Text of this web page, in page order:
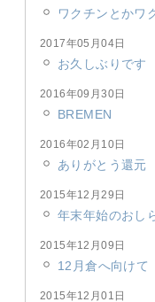
ワクチンとかワ
2017年05月04日
お久しぶりです
2016年09月30日
BREMEN
2016年02月10日
ありがとう還元
2015年12月29日
年末年始のおし
2015年12月09日
12月倉へ向けて
2015年12月01日